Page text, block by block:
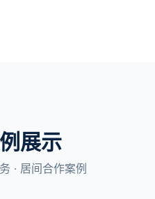
展示
· 居间合作案例